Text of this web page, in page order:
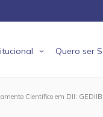
Quero ser
Científico em DII: